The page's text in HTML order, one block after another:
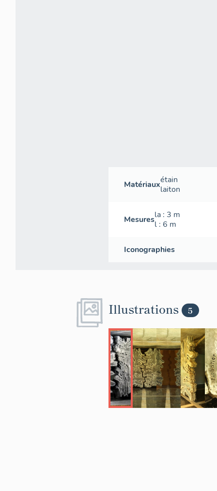
Matériauxétain
laiton
Mesuresla : 3 m
l : 6 m
Iconographies
Illustrations 5